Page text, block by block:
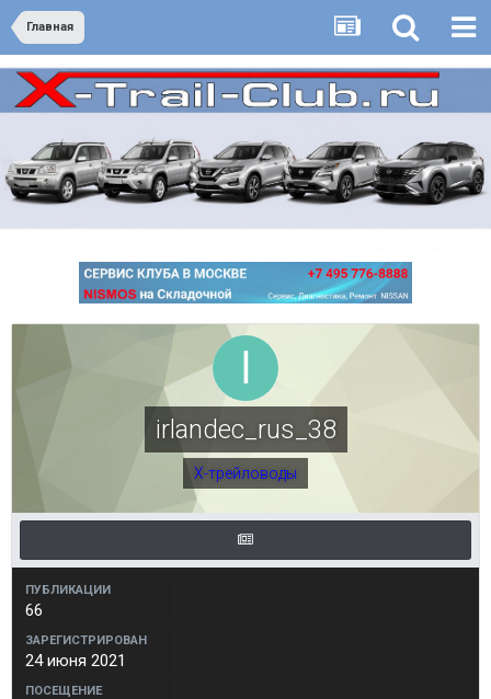
Главная
irlandec_rus_38
Х-трейловоды
ПУБЛИКАЦИИ
66
ЗАРЕГИСТРИРОВАН
24 июня 2021
ПОСЕЩЕНИЕ